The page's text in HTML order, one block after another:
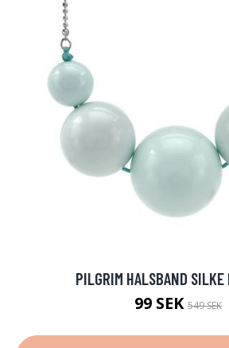
PILGRIM HALSBAND
99 SEK 549 SEK